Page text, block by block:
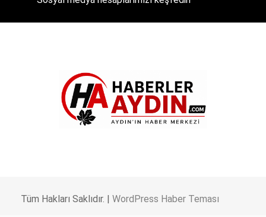
Tüm Hakları Saklıdır. | WordPress Haber Teması